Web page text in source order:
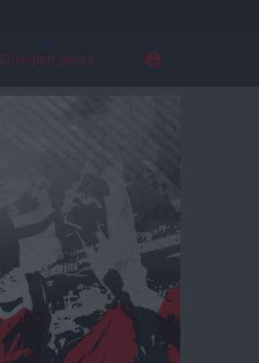
Elfelejtett jelszó